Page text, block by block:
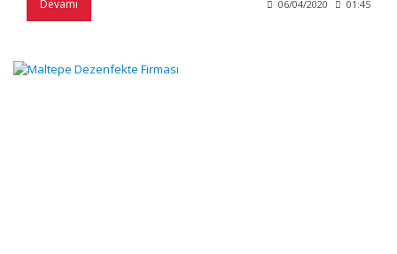
Devamı 06/04/2020 01:45